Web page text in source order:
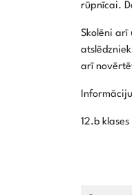
rūpnīcai.
Skolēni
arī
12.b